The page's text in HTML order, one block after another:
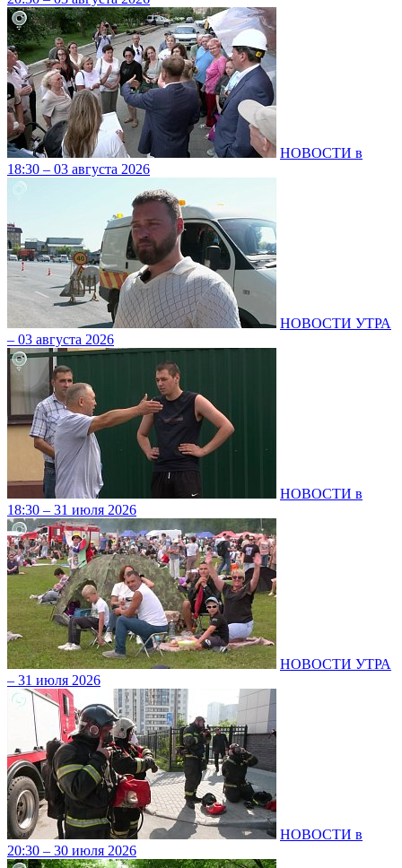
НОВОСТИ в
18:30 – 03 августа 2026
НОВОСТИ УТРА
– 03 августа 2026
НОВОСТИ в
18:30 – 31 июля 2026
НОВОСТИ УТРА
– 31 июля 2026
НОВОСТИ в
20:30 – 30 июля 2026